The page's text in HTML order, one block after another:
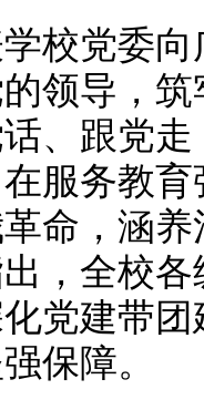
党委向
领导，
、跟党
服务教
命，涵
，全校
党建带
保障。